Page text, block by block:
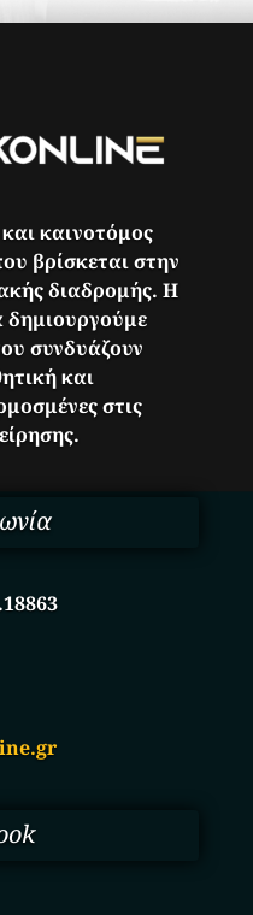
καινοτόμος
βρίσκεται στην
διαδρομής. Η
δημιουργούμε
συνδυάζουν
και
στις